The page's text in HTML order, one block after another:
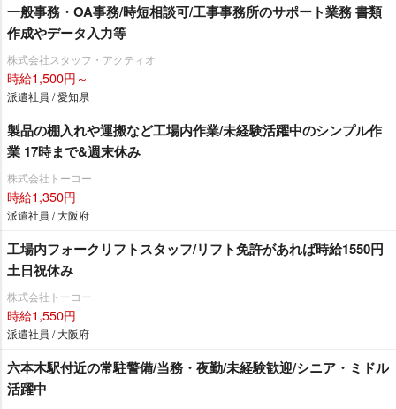
一般事務・OA事務/時短相談可/工事事務所のサポート業務 書類
作成やデータ入力等
株式会社スタッフ・アクティオ
時給1,500円～
派遣社員 / 愛知県
製品の棚入れや運搬など工場内作業/未経験活躍中のシンプル作
業 17時まで&週末休み
株式会社トーコー
時給1,350円
派遣社員 / 大阪府
工場内フォークリフトスタッフ/リフト免許があれば時給1550円
土日祝休み
株式会社トーコー
時給1,550円
派遣社員 / 大阪府
六本木駅付近の常駐警備/当務・夜勤/未経験歓迎/シニア・ミドル
活躍中